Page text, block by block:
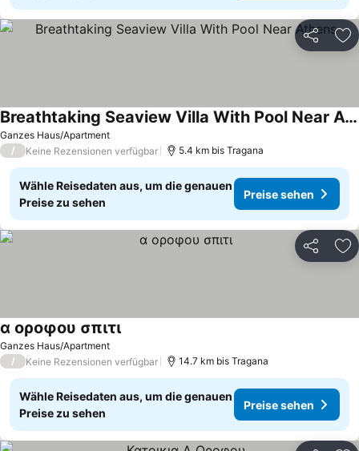
Teilen
Ganzes Haus/Apartment
Breathtaking Seaview Villa With Pool Near Athens
/ Keine Rezensionen verfügbar 5.4 km bis Tragana
Wähle Reisedaten aus, um die genauen
Preise zu sehen
Preise sehen
Teilen
Ganzes Haus/Apartment
α οροφου σπιτι
/ Keine Rezensionen verfügbar 14.7 km bis Tragana
Wähle Reisedaten aus, um die genauen
Preise zu sehen
Preise sehen